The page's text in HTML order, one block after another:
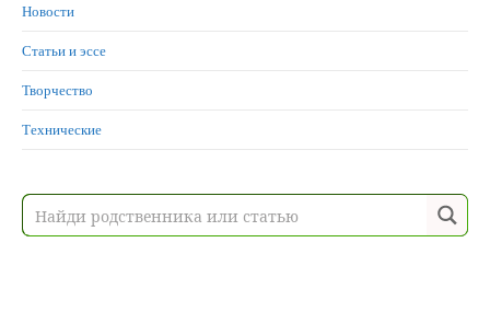
Новости
Статьи и эссе
Творчество
Технические